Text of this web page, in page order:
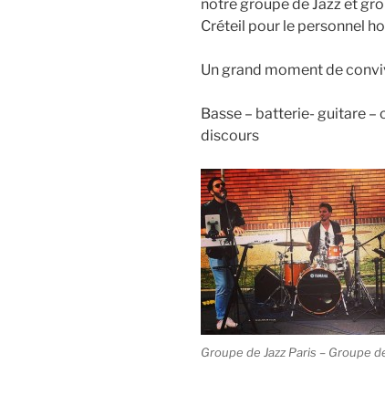
notre groupe de Jazz et
Créteil pour le personnel
Un grand moment de
Basse – batterie- guitare –
discours
Groupe de Jazz Paris – Groupe